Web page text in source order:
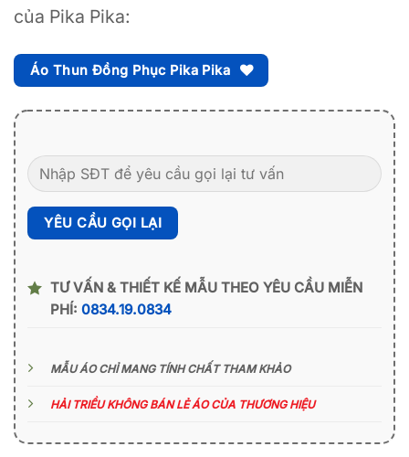
của Pika Pika:
Áo Thun Đồng Phục Pika Pika
TƯ VẤN & THIẾT KẾ MẪU THEO YÊU CẦU MIỄN
PHÍ: 0834.19.0834
MẪU ÁO CHỈ MANG TÍNH CHẤT THAM KHẢO
HẢI TRIỀU KHÔNG BÁN LẺ ÁO CỦA THƯƠNG HIỆU